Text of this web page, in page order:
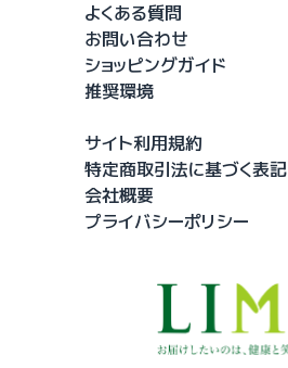
よくある質問
お問い合わせ
ショッピングガイド
推奨環境
サイト利用規約
特定商取引法に基づく表記
会社概要
プライバシーポリシー